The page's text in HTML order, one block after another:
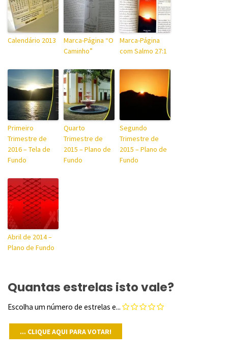
Calendário 2013
Marca-Página “O
Caminho”
Marca-Página
com Salmo 27:1
Primeiro
Trimestre de
2016 – Tela de
Fundo
Quarto
Trimestre de
2015 – Plano de
Fundo
Segundo
Trimestre de
2015 – Plano de
Fundo
Abril de 2014 –
Plano de Fundo
Quantas estrelas isto vale?
Escolha um número de estrelas e...